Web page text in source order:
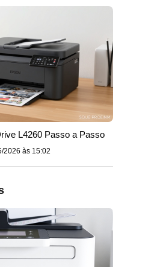
L4260 Passo a Passo
2026 às 15:02